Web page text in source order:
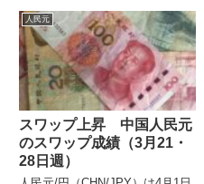
はじめに高値づかみ気味で建てた
ポジションもプラスとなりまし
た。下げたところでポジ...
人民元
スワップ上昇 中国人民元
のスワップ成績（3月21・
28日週）